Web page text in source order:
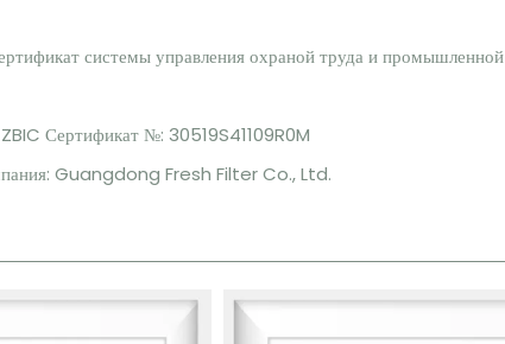
системы управления охраной труда и промышленной
Сертификат №: 30519S41109R0M
Guangdong Fresh Filter Co., Ltd.